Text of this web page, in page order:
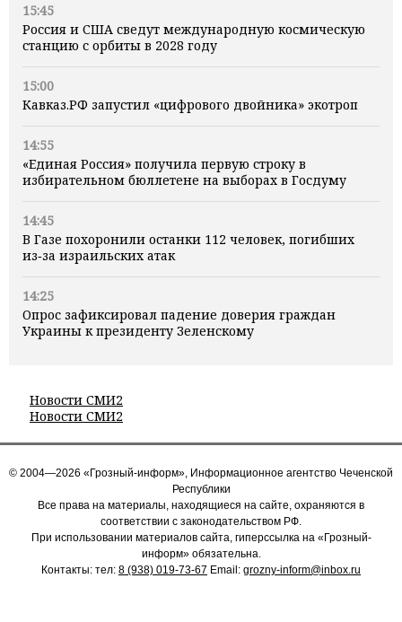
15:45
Россия и США сведут международную космическую
станцию с орбиты в 2028 году
15:00
Кавказ.РФ запустил «цифрового двойника» экотроп
14:55
«Единая Россия» получила первую строку в
избирательном бюллетене на выборах в Госдуму
14:45
В Газе похоронили останки 112 человек, погибших
из‑за израильских атак
14:25
Опрос зафиксировал падение доверия граждан
Украины к президенту Зеленскому
Новости СМИ2
Новости СМИ2
© 2004—2026 «Грозный-информ», Информационное агентство Чеченской
Республики
Все права на материалы, находящиеся на сайте, охраняются в
соответствии с законодательством РФ.
При использовании материалов сайта, гиперссылка на «Грозный-
информ» обязательна.
Контакты: тел: 8 (938) 019-73-67 Email: grozny-inform@inbox.ru